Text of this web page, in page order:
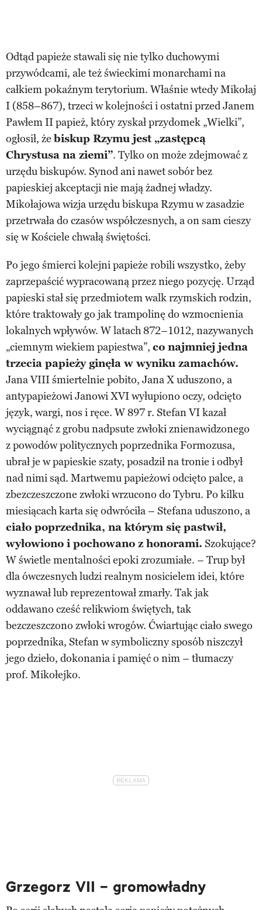
Odtąd papieże stawali się nie tylko duchowymi
przywódcami, ale też świeckimi monarchami na
całkiem pokaźnym terytorium. Właśnie wtedy Mikołaj
I (858–867), trzeci w kolejności i ostatni przed Janem
Pawłem II papież, który zyskał przydomek „Wielki”,
ogłosił, żebiskup Rzymu jest „zastępcą
Chrystusa na ziemi”. Tylko on może zdejmować z
urzędu biskupów. Synod ani nawet sobór bez
papieskiej akceptacji nie mają żadnej władzy.
Mikołajowa wizja urzędu biskupa Rzymu w zasadzie
przetrwała do czasów współczesnych, a on sam cieszy
się w Kościele chwałą świętości.
Po jego śmierci kolejni papieże robili wszystko, żeby
zaprzepaścić wypracowaną przez niego pozycję. Urząd
papieski stał się przedmiotem walk rzymskich rodzin,
które traktowały go jak trampolinę do wzmocnienia
lokalnych wpływów. W latach 872–1012, nazywanych
„ciemnym wiekiem papiestwa”, co najmniej jedna
trzecia papieży ginęła w wyniku zamachów.
Jana VIII śmiertelnie pobito, Jana X uduszono, a
antypapieżowi Janowi XVI wyłupiono oczy, odcięto
język, wargi, nos i ręce. W 897 r. Stefan VI kazał
wyciągnąć z grobu nadpsute zwłoki znienawidzonego
z powodów politycznych poprzednika Formozusa,
ubrał je w papieskie szaty, posadził na tronie i odbył
nad nimi sąd. Martwemu papieżowi odcięto palce, a
zbezczeszczone zwłoki wrzucono do Tybru. Po kilku
miesiącach karta się odwróciła – Stefana uduszono, a
ciało poprzednika, na którym się pastwił,
wyłowiono i pochowano z honorami. Szokujące?
W świetle mentalności epoki zrozumiałe. – Trup był
dla ówczesnych ludzi realnym nosicielem idei, które
wyznawał lub reprezentował zmarły. Tak jak
oddawano cześć relikwiom świętych, tak
bezczeszczono zwłoki wrogów. Ćwiartując ciało swego
poprzednika, Stefan w symboliczny sposób niszczył
jego dzieło, dokonania i pamięć o nim – tłumaczy
prof. Mikołejko.
Grzegorz VII – gromowładny